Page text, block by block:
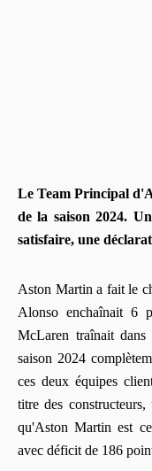
Le Team Principal
de la saison 2024.
satisfaire, une
Aston Martin a fait le
Alonso enchaînait 6
McLaren traînait dans
saison 2024
ces deux équipes
titre des
qu'Aston Martin est
avec déficit de 186